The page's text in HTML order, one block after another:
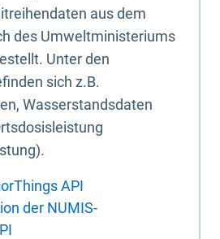
aus dem
des Umweltministeriums
Unter den
sich z.B.
Wasserstandsdaten
API
der NUMIS-